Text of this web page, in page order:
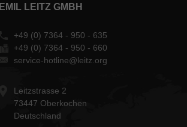
EMIL LEITZ GMBH
+49 (0) 7364 - 950 - 635
+49 (0) 7364 - 950 - 660
service-hotline@leitz.org
Leitzstrasse 2
73447 Oberkochen
Deutschland